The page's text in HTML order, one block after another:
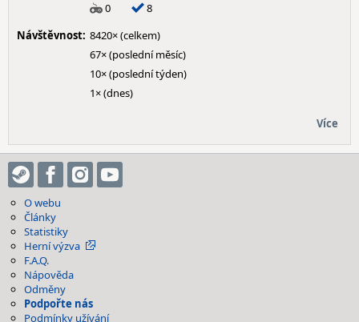
0
8
Návštěvnost: 8420× (celkem)
67× (poslední měsíc)
10× (poslední týden)
1× (dnes)
Více
O webu
Články
Statistiky
Herní výzva
F.A.Q.
Nápověda
Odměny
Podpořte nás
Podmínky užívání